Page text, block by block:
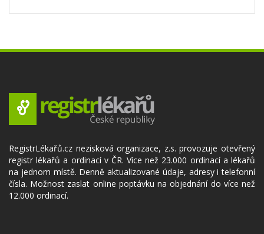
RegistrLékařů.cz nezisková organizace, z.s. provozuje otevřený
registr lékařů a ordinací v ČR. Více než 23.000 ordinací a lékařů
na jednom místě. Denně aktualizované údaje, adresy i telefonní
čísla. Možnost zaslat online poptávku na objednání do více než
12.000 ordinací.